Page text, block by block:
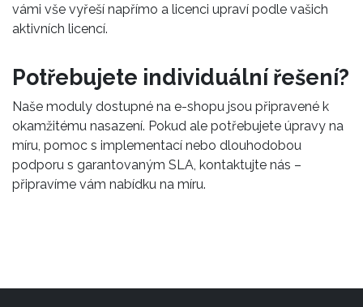
vámi vše vyřeší napřímo a licenci upraví podle vašich
aktivních licencí.
Potřebujete individuální řešení?
Naše moduly dostupné na e-shopu jsou připravené k
okamžitému nasazení. Pokud ale potřebujete úpravy na
míru, pomoc s implementací nebo dlouhodobou
podporu s garantovaným SLA, kontaktujte nás –
připravíme vám nabídku na míru.